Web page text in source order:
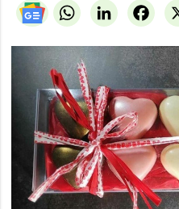
WhatsAppLinkedIn